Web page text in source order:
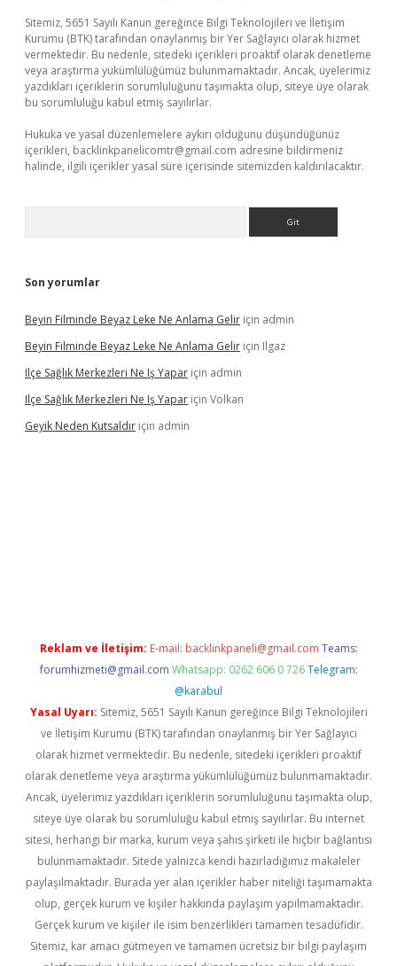
Sitemiz, 5651 Sayılı Kanun gereğince Bilgi Teknolojileri ve İletişim
Kurumu (BTK) tarafından onaylanmış bir Yer Sağlayıcı olarak hizmet
vermektedir. Bu nedenle, sitedeki içerikleri proaktif olarak denetleme
veya araştırma yükümlülüğümüz bulunmamaktadır. Ancak, üyelerimiz
yazdıkları içeriklerin sorumluluğunu taşımakta olup, siteye üye olarak
bu sorumluluğu kabul etmiş sayılırlar.
Hukuka ve yasal düzenlemelere aykırı olduğunu düşündüğünüz
içerikleri, backlinkpanelicomtr@gmail.com adresine bildirmeniz
halinde, ilgili içerikler yasal süre içerisinde sitemizden kaldırılacaktır.
Son yorumlar
Beyin Filminde Beyaz Leke Ne Anlama Gelir için admin
Beyin Filminde Beyaz Leke Ne Anlama Gelir için Ilgaz
Ilçe Sağlık Merkezleri Ne Iş Yapar için admin
Ilçe Sağlık Merkezleri Ne Iş Yapar için Volkan
Geyik Neden Kutsaldır için admin
Reklam ve İletişim: E-mail: backlinkpaneli@gmail.com Teams:
forumhizmeti@gmail.com Whatsapp: 0262 606 0 726 Telegram:
@karabul
Yasal Uyarı: Sitemiz, 5651 Sayılı Kanun gereğince Bilgi Teknolojileri
ve İletişim Kurumu (BTK) tarafından onaylanmış bir Yer Sağlayıcı
olarak hizmet vermektedir. Bu nedenle, sitedeki içerikleri proaktif
olarak denetleme veya araştırma yükümlülüğümüz bulunmamaktadır.
Ancak, üyelerimiz yazdıkları içeriklerin sorumluluğunu taşımakta olup,
siteye üye olarak bu sorumluluğu kabul etmiş sayılırlar. Bu internet
sitesi, herhangi bir marka, kurum veya şahıs şirketi ile hiçbir bağlantısı
bulunmamaktadır. Sitede yalnızca kendi hazırladığımız makaleler
paylaşılmaktadır. Burada yer alan içerikler haber niteliği taşımamakta
olup, gerçek kurum ve kişiler hakkında paylaşım yapılmamaktadır.
Gerçek kurum ve kişiler ile isim benzerlikleri tamamen tesadüfidir.
Sitemiz, kar amacı gütmeyen ve tamamen ücretsiz bir bilgi paylaşım